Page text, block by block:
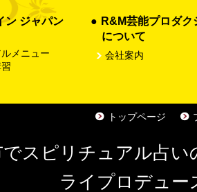
ン ジャパン
メニュー
R&M芸能プロダク
について
会社案内
トップページ
でスピリチュアル占
ライプロデュー